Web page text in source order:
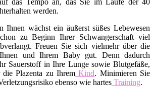
werden.
Ihnen wächst ein äußerst süßes Lebewesen
zu Beginn Ihrer Schwangerschaft viel
Freuen Sie sich vielmehr über die
und Ihrem Baby gut. Denn dadurch
Sauerstoff in Ihre Lunge sowie Blutgefäße,
die Plazenta zu Ihrem Kind. Minimieren Sie
ebenso wie hartes Training.